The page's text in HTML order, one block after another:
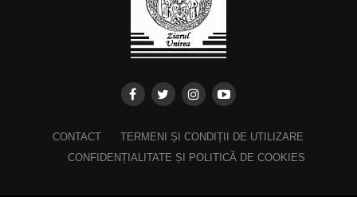
CONTACT
TERMENI ȘI CONDIȚII DE UTILIZARE
CONFIDENȚIALITATE ȘI POLITICĂ DE COOKIES